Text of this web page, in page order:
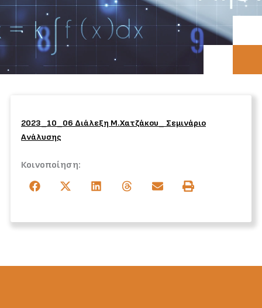
2023_10_06 Διάλεξη Μ.Χατζάκου_ Σεμινάριο
Ανάλυσης
Κοινοποίηση: